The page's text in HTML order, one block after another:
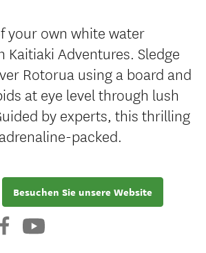
your own white water
Kaitiaki Adventures. Sledge
Rotorua using a board and
at eye level through lush
by experts, this thrilling
packed.
Besuchen Sie unsere Website